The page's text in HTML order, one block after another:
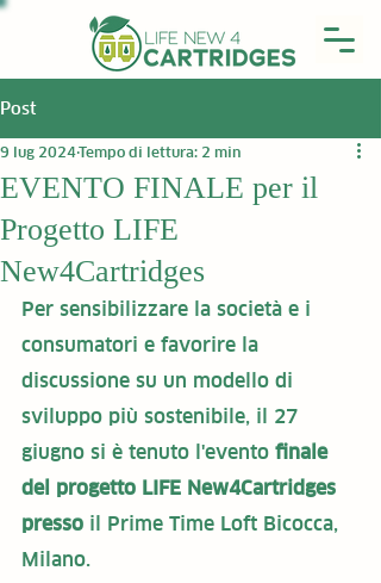
Post
EVENTO FINALE per il
Progetto LIFE
New4Cartridges
9 lug 2024Tempo di lettura: 2 min
Per sensibilizzare la società e i
consumatori e favorire la
discussione su un modello di
sviluppo più sostenibile, il 27
giugno si è tenuto l'evento finale
del progetto LIFE New4Cartridges
presso il Prime Time Loft Bicocca,
Milano.